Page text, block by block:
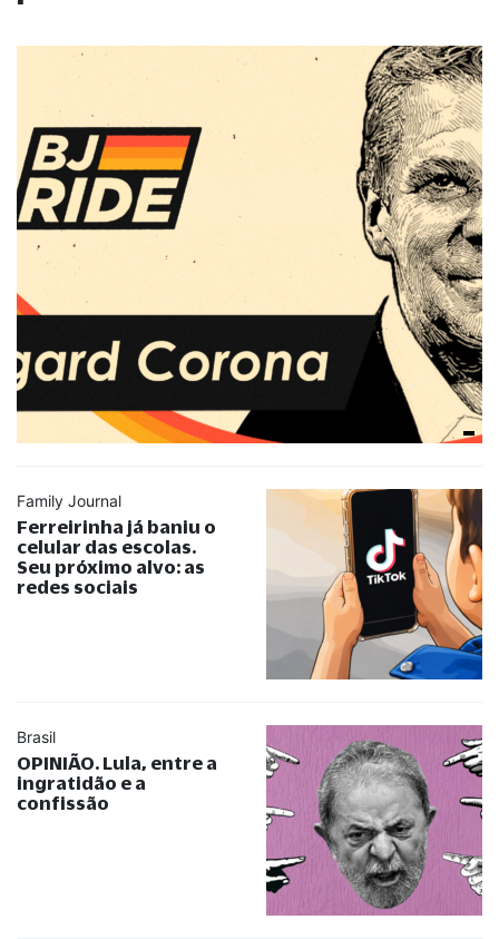
Family Journal
Ferreirinha já baniu o
celular das escolas.
Seu próximo alvo: as
redes sociais
Brasil
OPINIÃO. Lula, entre a
ingratidão e a
confissão